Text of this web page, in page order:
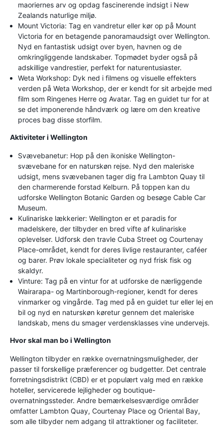
maoriernes arv og opdag fascinerende indsigt i New
Zealands naturlige miljø.
Mount Victoria: Tag en vandretur eller kør op på Mount
Victoria for en betagende panoramaudsigt over Wellington.
Nyd en fantastisk udsigt over byen, havnen og de
omkringliggende landskaber. Topmødet byder også på
adskillige vandrestier, perfekt for naturentusiaster.
Weta Workshop: Dyk ned i filmens og visuelle effekters
verden på Weta Workshop, der er kendt for sit arbejde med
film som Ringenes Herre og Avatar. Tag en guidet tur for at
se det imponerende håndværk og lære om den kreative
proces bag disse storfilm.
Aktiviteter i Wellington
Svævebanetur: Hop på den ikoniske Wellington-
svævebane for en naturskøn rejse. Nyd den maleriske
udsigt, mens svævebanen tager dig fra Lambton Quay til
den charmerende forstad Kelburn. På toppen kan du
udforske Wellington Botanic Garden og besøge Cable Car
Museum.
Kulinariske lækkerier: Wellington er et paradis for
madelskere, der tilbyder en bred vifte af kulinariske
oplevelser. Udforsk den travle Cuba Street og Courtenay
Place-området, kendt for deres livlige restauranter, caféer
og barer. Prøv lokale specialiteter og nyd frisk fisk og
skaldyr.
Vinture: Tag på en vintur for at udforske de nærliggende
Wairarapa- og Martinborough-regioner, kendt for deres
vinmarker og vingårde. Tag med på en guidet tur eller lej en
bil og nyd en naturskøn køretur gennem det maleriske
landskab, mens du smager verdensklasses vine undervejs.
Hvor skal man bo i Wellington
Wellington tilbyder en række overnatningsmuligheder, der
passer til forskellige præferencer og budgetter. Det centrale
forretningsdistrikt (CBD) er et populært valg med en række
hoteller, servicerede lejligheder og boutique-
overnatningssteder. Andre bemærkelsesværdige områder
omfatter Lambton Quay, Courtenay Place og Oriental Bay,
som alle tilbyder nem adgang til attraktioner og faciliteter.